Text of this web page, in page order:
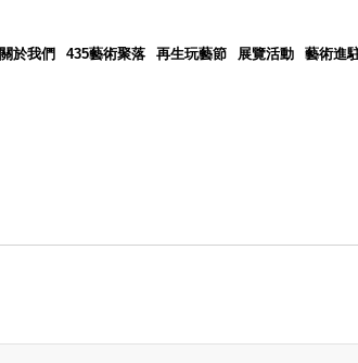
關於我們 435藝術聚落 再生玩藝節 展覽活動 藝術進